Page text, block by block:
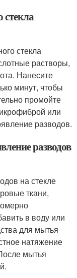
стекла
стекла
растворы,
Нанесите
минут, чтобы
промойте
или
разводов.
разводов
на стекле
ткани,
в воду или
для мытья
натяжение
мытья